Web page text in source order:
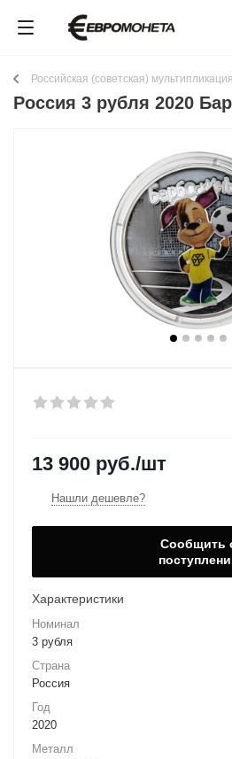
Российская (советская) мультипликация
Россия 3 рубля 2020
13 900 руб./шт
Нашли дешевле?
Сообщить
Характеристики
Номинал
3 рубля
Страна
Россия
Год
2020
Металл